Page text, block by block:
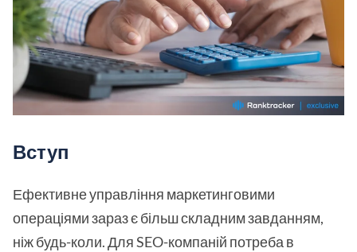
Вступ
Ефективне управління маркетинговими
операціями зараз є більш складним завданням,
ніж будь-коли. Для SEO-компаній потреба в